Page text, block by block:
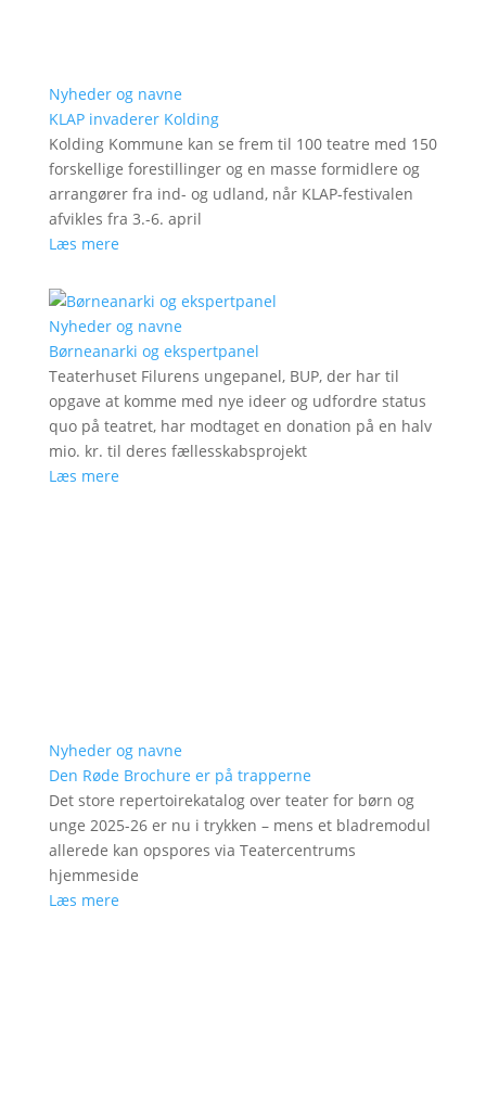
Nyheder og navne
KLAP invaderer Kolding
Kolding Kommune kan se frem til 100 teatre med 150
forskellige forestillinger og en masse formidlere og
arrangører fra ind- og udland, når KLAP-festivalen
afvikles fra 3.-6. april
Læs mere
Nyheder og navne
Børneanarki og ekspertpanel
Teaterhuset Filurens ungepanel, BUP, der har til
opgave at komme med nye ideer og udfordre status
quo på teatret, har modtaget en donation på en halv
mio. kr. til deres fællesskabsprojekt
Læs mere
Nyheder og navne
Den Røde Brochure er på trapperne
Det store repertoirekatalog over teater for børn og
unge 2025-26 er nu i trykken – mens et bladremodul
allerede kan opspores via Teatercentrums
hjemmeside
Læs mere